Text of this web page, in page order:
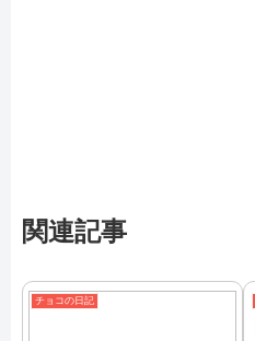
関連記事
チョコの日記